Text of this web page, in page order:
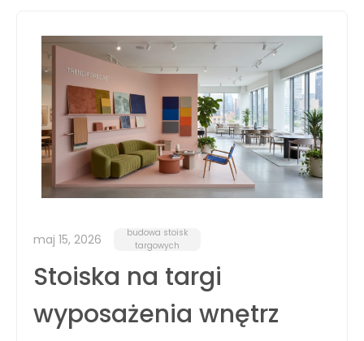
maj 15, 2026
budowa stoisk
targowych
Stoiska na targi
wyposażenia wnętrz